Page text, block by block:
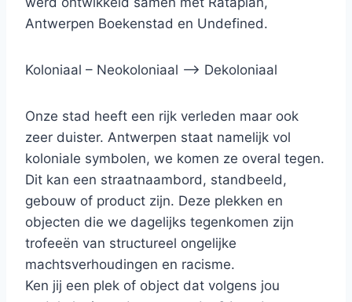
Antwerpen Boekenstad en Undefined.
Koloniaal – Neokoloniaal –> Dekoloniaal
Onze stad heeft een rijk verleden maar ook
zeer duister. Antwerpen staat namelijk vol
koloniale symbolen, we komen ze overal tegen.
Dit kan een straatnaambord, standbeeld,
gebouw of product zijn. Deze plekken en
objecten die we dagelijks tegenkomen zijn
trofeeën van structureel ongelijke
machtsverhoudingen en racisme.
Ken jij een plek of object dat volgens jou